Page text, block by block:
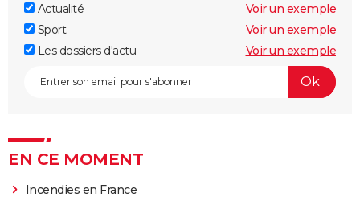
Actualité
Voir un exemple
Sport
Voir un exemple
Les dossiers d'actu
Voir un exemple
EN CE MOMENT
Incendies en France